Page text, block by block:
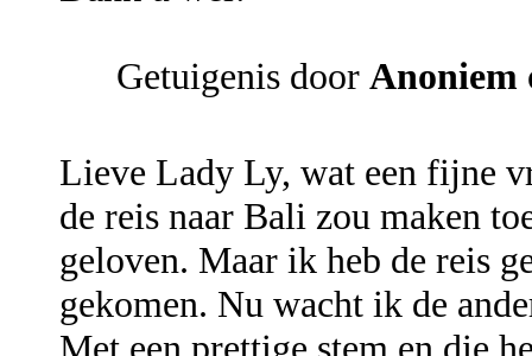
Getuigenis door Anoniem
Lieve Lady Ly, wat een fijne
de reis naar Bali zou maken
geloven. Maar ik heb de reis
gekomen. Nu wacht ik de